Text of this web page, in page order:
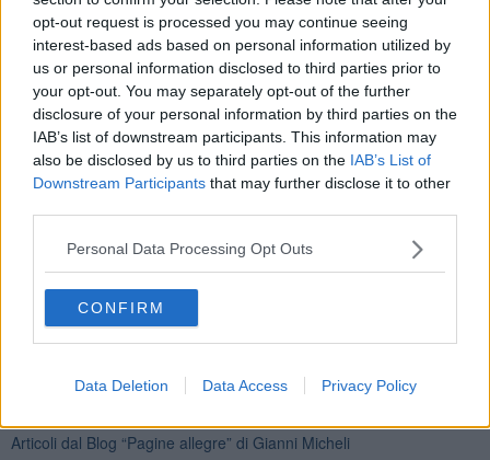
opt-out request is processed you may continue seeing
interest-based ads based on personal information utilized by
us or personal information disclosed to third parties prior to
your opt-out. You may separately opt-out of the further
disclosure of your personal information by third parties on the
IAB’s list of downstream participants. This information may
also be disclosed by us to third parties on the IAB’s List of
Downstream Participants that may further disclose it to other
Personal Data Processing Opt Outs
CONFIRM
Data Deletion Data Access Privacy Policy
Newsletter QUInews - ToscanaMedia.Arriva gratis tutti i giorni
alle 20:00 direttamente nella tua casella di posta.
QUI
Fotogallery
Ti potrebbe interessare anche:
Articoli dal Blog “Pagine allegre” di Gianni Micheli